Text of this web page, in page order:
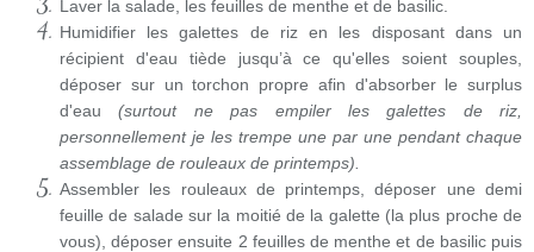
Laver la salade, les feuilles de menthe et de basilic.
Humidifier les galettes de riz en les disposant dans un
récipient d'eau tiède jusqu’à ce qu'elles soient souples,
déposer sur un torchon propre afin d'absorber le surplus
d'eau(surtout ne pas empiler les galettes de riz,
personnellement je les trempe une par une pendant chaque
assemblage de rouleaux de printemps).
Assembler les rouleaux de printemps, déposer une demi
feuille de salade sur la moitié de la galette (la plus proche de
vous), déposer ensuite 2 feuilles de menthe et de basilic puis